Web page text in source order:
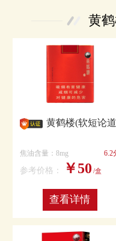
黄
黄鹤楼(软短论
焦油含量：8mg 6.2
参考价格： ￥50 /盒
查看详情